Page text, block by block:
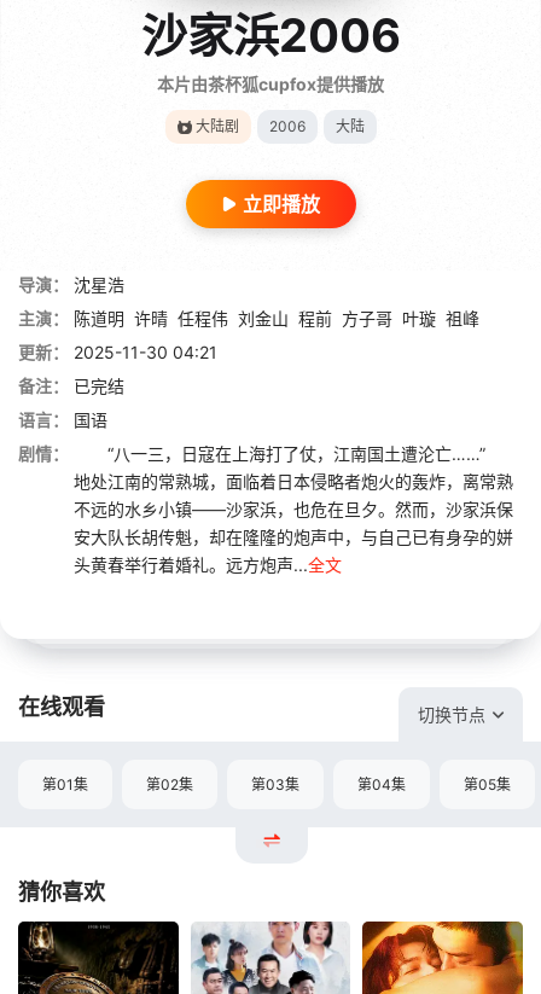
沙家浜2006
本片由茶杯狐cupfox提供播放
大陆剧 2006 大陆
立即播放
导演：
沈星浩
主演：
陈道明 许晴 任程伟 刘金山 程前 方子哥 叶璇 祖峰
更新：
2025-11-30 04:21
备注：
已完结
语言：
国语
剧情：
“八一三，日寇在上海打了仗，江南国土遭沦亡……”
地处江南的常熟城，面临着日本侵略者炮火的轰炸，离常熟
不远的水乡小镇——沙家浜，也危在旦夕。然而，沙家浜保
安大队长胡传魁，却在隆隆的炮声中，与自己已有身孕的姘
头黄春举行着婚礼。远方炮声...全文
在线观看 切换节点
第01集 第02集 第03集 第04集 第05集
猜你喜欢